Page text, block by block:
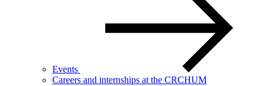
Events
Careers and internships at the CRCHUM